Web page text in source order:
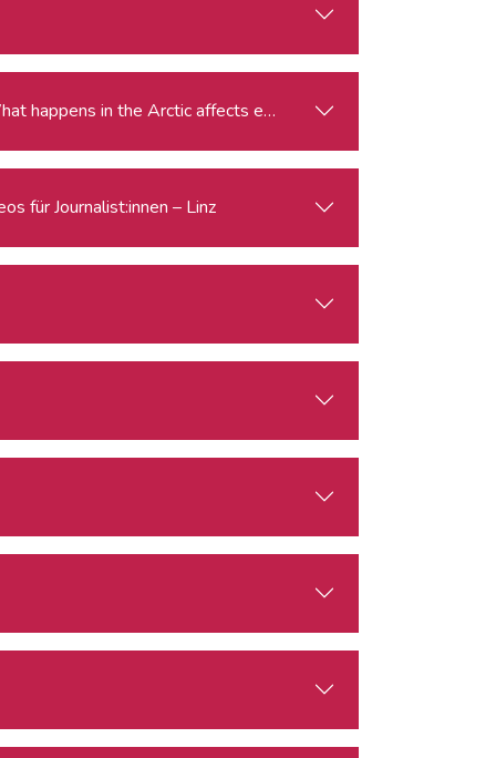
for the Arctic: Climate Change, Economy, Security What happens in the Arctic affects everyone.
für Journalist:innen – Linz